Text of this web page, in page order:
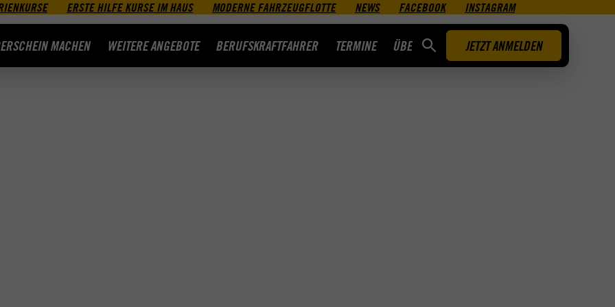
ERSTE HILFE KURSE IM HAUS MODERNE FAHRZEUGFLOTTE NEWS FACEBOOK
INSTAGRAM
MACHEN WEITERE ANGEBOTE BERUFSKRAFTFAHRER TERMINE ÜBER UNS JETZT ANMELDEN